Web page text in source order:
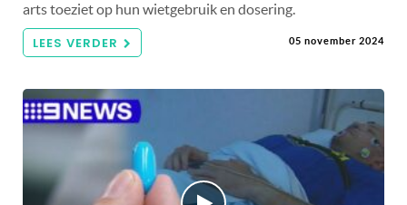
arts toeziet op hun wietgebruik en dosering.
LEES VERDER 05 november 2024